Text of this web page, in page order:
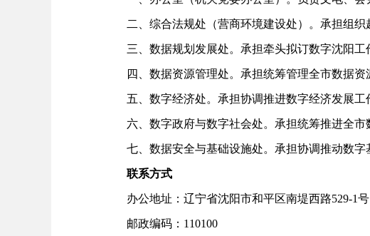
二、综合法规处（营商环境建设处）。承担组
三、数据规划发展处。承担牵头拟订数字沈阳工
四、数据资源管理处。承担统筹管理全市数据
五、数字经济处。承担协调推进数字经济发展工
六、数字政府与数字社会处。承担统筹推进全市
七、数据安全与基础设施处。承担协调推动数字
联系方式
办公地址：辽宁省沈阳市和平区南堤西路529-1号
邮政编码：110100